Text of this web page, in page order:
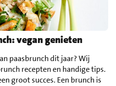
vegan genieten
paasbrunch dit jaar? Wij
recepten en handige tips.
groot succes. Een brunch is